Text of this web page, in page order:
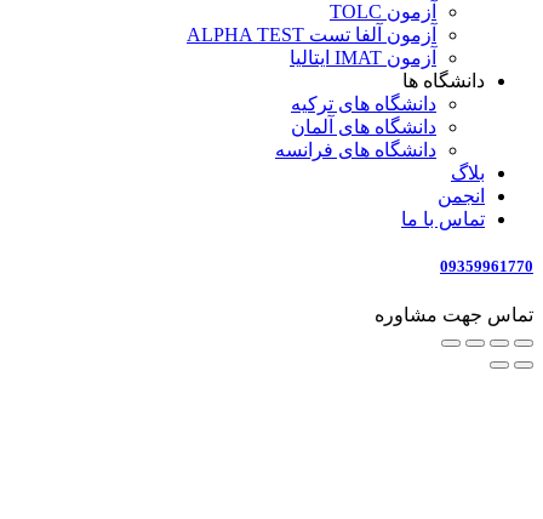
آزمون TOLC
آزمون آلفا تست ALPHA TEST
آزمون IMAT ایتالیا
دانشگاه ها
دانشگاه های ترکیه
دانشگاه های آلمان
دانشگاه های فرانسه
بلاگ
انجمن
تماس با ما
09359961770
تماس جهت مشاوره